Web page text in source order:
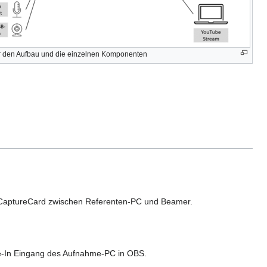
den Aufbau und die einzelnen Komponenten
zwischen Referenten-PC und Beamer.
Eingang des Aufnahme-PC in OBS.